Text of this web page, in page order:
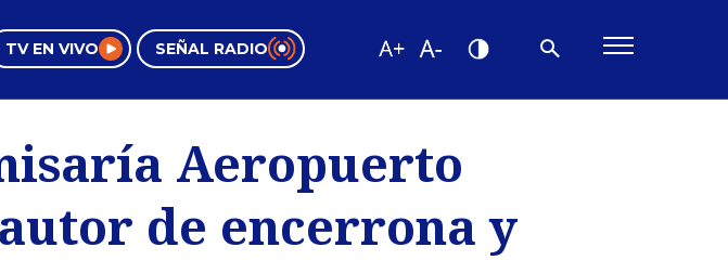
TV EN VIVO SEÑAL RADIO
Tendencias
Videos
Aeropuerto
de encerrona y